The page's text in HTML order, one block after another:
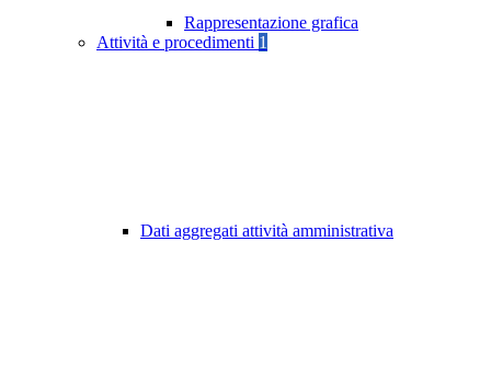
Rappresentazione grafica
Attività e procedimenti 1
Dati aggregati attività amministrativa